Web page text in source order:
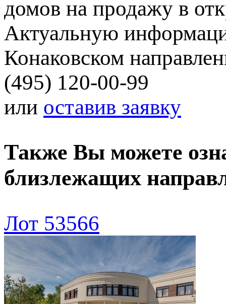
домов на продажу в
Актуальную
Конаковском
(495) 120-00-99
или оставив заявку
Также Вы можете
близлежащих
Лот 53566